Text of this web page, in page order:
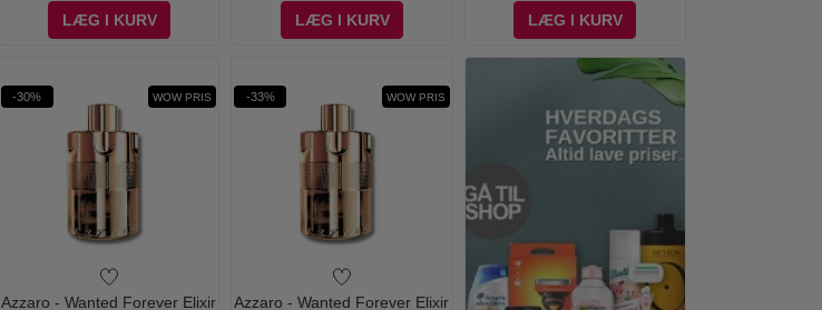
LÆG I KURV
LÆG I KURV
LÆG I KURV
-30% WOW PRIS
Azzaro - Wanted Forever Elixir
-33% WOW PRIS
Azzaro - Wanted Forever Elixir